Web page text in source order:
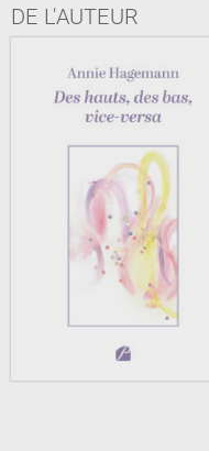
DE L'AUTEUR